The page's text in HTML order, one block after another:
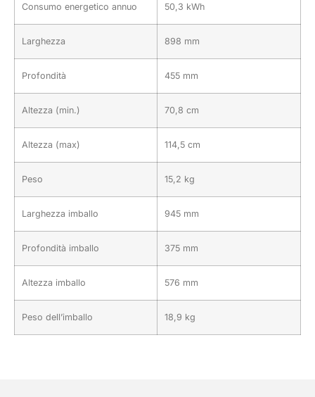
Consumo energetico annuo 50,3 kWh
Larghezza 898 mm
Profondità 455 mm
Altezza (min.) 70,8 cm
Altezza (max) 114,5 cm
Peso 15,2 kg
Larghezza imballo 945 mm
Profondità imballo 375 mm
Altezza imballo 576 mm
Peso dell’imballo 18,9 kg